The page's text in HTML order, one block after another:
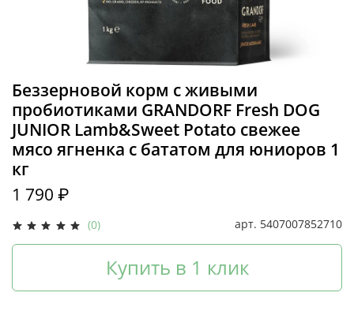
(0) арт. 5407007852710
Беззерновой корм с живыми
пробиотиками GRANDORF Fresh DOG
JUNIOR Lamb&Sweet Potato cвежее
мясо ягненка с бататом для юниоров 1
кг
1 790 ₽
Купить в 1 клик